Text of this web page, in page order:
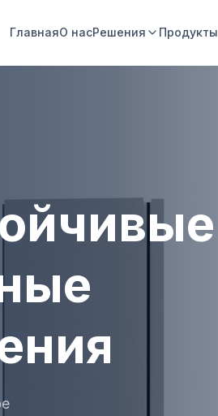
ГлавнаяО насРешения Продукты